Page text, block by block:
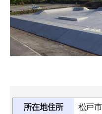
所在地住所
松戸